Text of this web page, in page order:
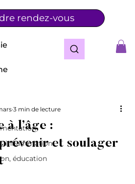
rendez-vous
inflammation
éducation
à l’âge :
et soulager
3 min de lecture